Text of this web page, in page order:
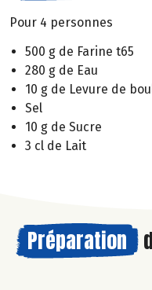
Pour 4 personnes
500 g de Farine t65
280 g de Eau
10 g de Levure de
Sel
10 g de Sucre
3 cl de Lait
Préparation